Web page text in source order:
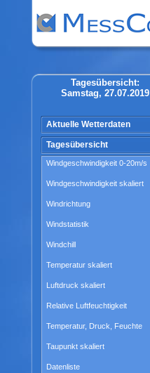
Tagesübersicht:
Samstag, 27.07.2019
Aktuelle Wetterdaten
Tagesübersicht
Windgeschwindigkeit 0-20m/s
Windgeschwindigkeit skaliert
Windrichtung
Windstatistik
Windchill
Temperatur skaliert
Luftdruck skaliert
Relative Luftfeuchtigkeit
Temperatur, Druck, Feuchte
Taupunkt skaliert
Datenliste